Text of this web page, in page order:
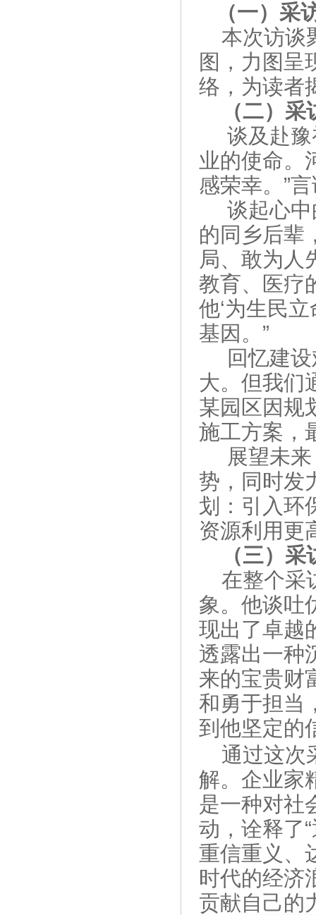
（一）采
本次访谈
图，力图呈
络，为读者
（二）
谈及赴
业的使命。
感荣幸。”
谈起心
的同乡后辈
局、敢为人
教育、医疗
他‘为生民
基因。”
回忆建
大。但我们
某园区因规
施工方案，
展望未
势，同时发
划：引入环
资源利用更
（三）
在整个采
象。他谈吐
现出了卓越
透露出一种
来的宝贵财
和勇于担当
到他坚定的
通过这次
解。企业家
是一种对社
动，诠释了
重信重义、
时代的经济
贡献自己的